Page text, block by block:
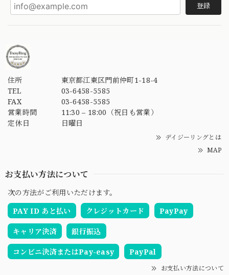
登録
住所
東京都江東区門前仲町1-18-4
TEL
03-6458-5585
FAX
03-6458-5585
営業時間
11:30 – 18:00（祝日も営業）
定休日
日曜日
デイジーリングとは
MAP
お支払い方法について
次の方法がご利用いただけます。
PAY ID あと払い
クレジットカード PayPay
キャリア決済 銀行振込
コンビニ決済またはPay-easy PayPal
お支払い方法について